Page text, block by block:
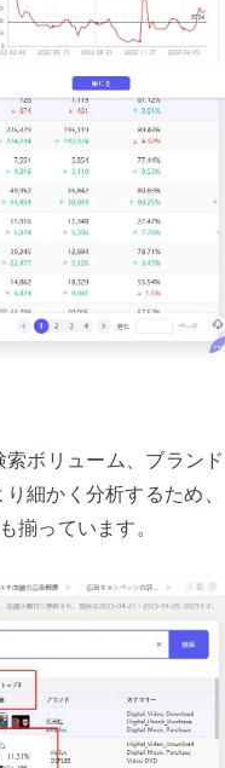
ボリューム、ブランド
細かく分析するため、
っています。